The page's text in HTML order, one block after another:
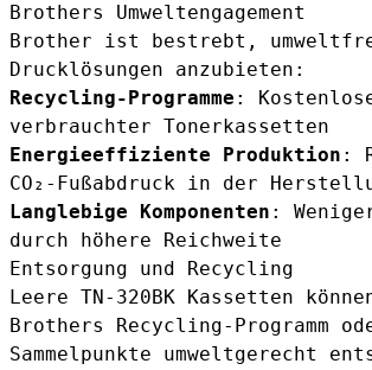
Brothers Umweltengagement
Brother ist bestrebt,
Drucklösungen anzubieten:
Recycling-Programme : Kostenlose
verbrauchter Tonerkassetten
Energieeffiziente Produktion :
CO₂-Fußabdruck in der
Langlebige Komponenten :
durch höhere Reichweite
Entsorgung und Recycling
Leere TN-320BK Kassetten
Brothers Recycling-Programm
Sammelpunkte umweltgerecht